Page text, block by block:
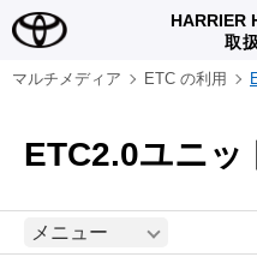
HARRIER
取
マルチメディア ETC の利用
ETC2.0ユニッ
メニュー